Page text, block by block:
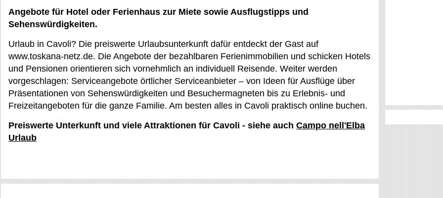
Angebote für Hotel oder Ferienhaus zur Miete sowie Ausflugstipps und
Sehenswürdigkeiten.
Urlaub in Cavoli? Die preiswerte Urlaubsunterkunft dafür entdeckt der Gast auf
www.toskana-netz.de. Die Angebote der bezahlbaren Ferienimmobilien und schicken Hotels
und Pensionen orientieren sich vornehmlich an individuell Reisende. Weiter werden
vorgeschlagen: Serviceangebote örtlicher Serviceanbieter – von Ideen für Ausflüge über
Präsentationen von Sehenswürdigkeiten und Besuchermagneten bis zu Erlebnis- und
Freizeitangeboten für die ganze Familie. Am besten alles in Cavoli praktisch online buchen.
Preiswerte Unterkunft und viele Attraktionen für Cavoli - siehe auch Campo nell'Elba
Urlaub